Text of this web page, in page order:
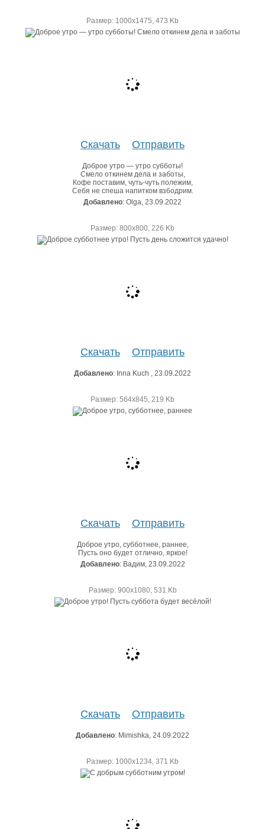
Размер: 1000х1475, 473 Kb
Скачать Отправить
Доброе утро — утро субботы!
Смело откинем дела и заботы,
Кофе поставим, чуть-чуть полежим,
Себя не спеша напитком взбодрим.
Добавлено: Olga, 23.09.2022
Размер: 800х800, 226 Kb
Скачать Отправить
Добавлено: Inna Kuch , 23.09.2022
Размер: 564х845, 219 Kb
Скачать Отправить
Доброе утро, субботнее, раннее,
Пусть оно будет отлично, яркое!
Добавлено: Вадим, 23.09.2022
Размер: 900х1080, 531 Kb
Скачать Отправить
Добавлено: Mimishka, 24.09.2022
Размер: 1000х1234, 371 Kb